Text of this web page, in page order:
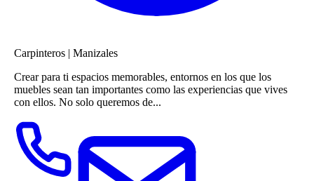
Carpinteros | Manizales
Crear para ti espacios memorables, entornos en los que los
muebles sean tan importantes como las experiencias que vives
con ellos. No solo queremos de...